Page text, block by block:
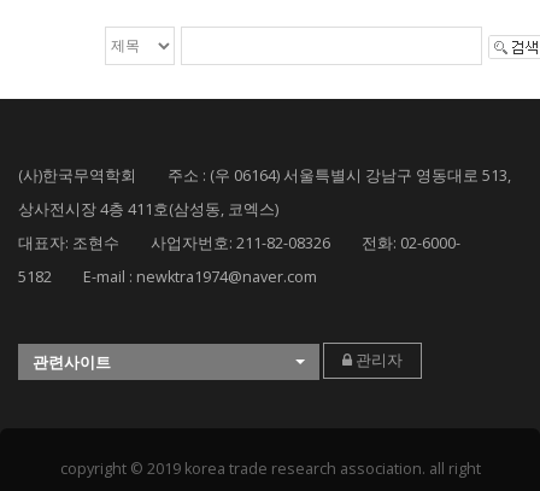
(사)한국무역학회 주소 : (우 06164) 서울특별시 강남구 영동대로 513,
상사전시장 4층 411호(삼성동, 코엑스)
대표자: 조현수 사업자번호: 211-82-08326 전화: 02-6000-
5182 E-mail : newktra1974@naver.com
관련사이트 관리자
copyright © 2019 korea trade research association. all right